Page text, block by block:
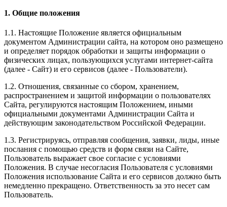
1. Общие положения
1.1. Настоящие Положение является официальным
документом Администрации сайта, на котором оно размещено
и определяет порядок обработки и защиты информации о
физических лицах, пользующихся услугами интернет-сайта
(далее - Сайт) и его сервисов (далее - Пользователи).
1.2. Отношения, связанные со сбором, хранением,
распространением и защитой информации о пользователях
Сайта, регулируются настоящим Положением, иными
официальными документами Администрации Сайта и
действующим законодательством Российской Федерации.
1.3. Регистрируясь, отправляя сообщения, заявки, лиды, иные
послания с помощью средств и форм связи на Сайте,
Пользователь выражает свое согласие с условиями
Положения. В случае несогласия Пользователя с условиями
Положения использование Сайта и его сервисов должно быть
немедленно прекращено. Ответственность за это несет сам
Пользователь.